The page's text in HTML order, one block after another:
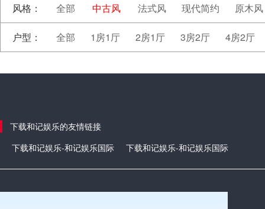
风格： 全部 中古风 法式风 现代简约 原木风
户型： 全部 1房1厅 2房1厅 3房2厅 4房2厅
下载和记娱乐的友情链接
下载和记娱乐-和记娱乐国际
下载和记娱乐-和记娱乐国际